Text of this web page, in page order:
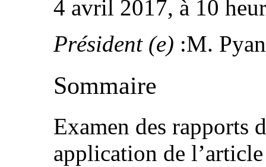
4 avril 2017, à 10
Président (e) :M.
Sommaire
Examen des rapports
application de